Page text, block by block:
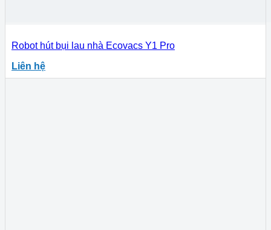
Robot hút bụi lau nhà Ecovacs Y1 Pro
Liên hệ